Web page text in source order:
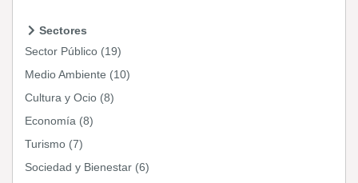
Sectores
Sector Público (19)
Medio Ambiente (10)
Cultura y Ocio (8)
Economía (8)
Turismo (7)
Sociedad y Bienestar (6)